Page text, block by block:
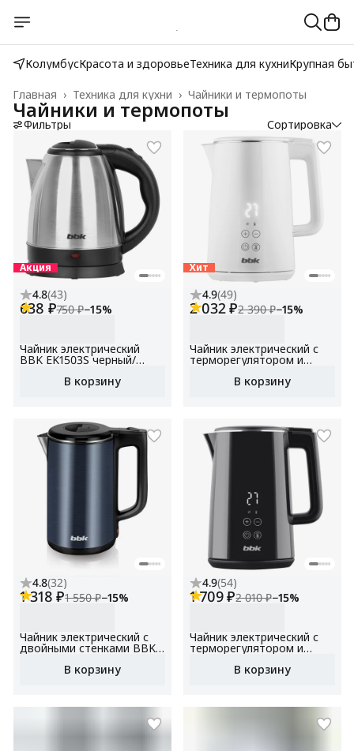
КолумбусКрасота и здоровьеТехника для кухниКрупная
Чайники и термопоты
Техника для кухни ›
Главная ›
Чайники и термопоты
Фильтры Сортировка
Акция
4.8(43)
638 ₽750 ₽−15%
Чайник электрический
BBK EK1503S черный/
нержавеющая сталь,
объем 1.5 л, мощность
В корзину
Хит
4.9(49)
2 032 ₽2 390 ₽−15%
Чайник электрический с
терморегулятором и
подогревом BBK EK1500,
белый, объем 1,5 л,
мощность 1850-2200 Вт,
В корзину
4.8(32)
1 318 ₽1 550 ₽−15%
Чайник электрический с
двойными стенками BBK
EK1812 темный океан,
объем 1.7 л, мощность
1850-2200Вт, стальной
В корзину
4.9(54)
1 709 ₽2 010 ₽−15%
Чайник электрический с
терморегулятором и
подогревом BBK EK1501,
черный, объем 1,5 л,
мощность 1850-2200 Вт,
В корзину